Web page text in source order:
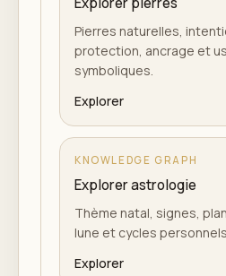
Pierres naturelles,
protection, ancrage et
symboliques.
Explorer
KNOWLEDGE GRAPH
Explorer astrologie
Thème natal, signes,
lune et cycles
Explorer